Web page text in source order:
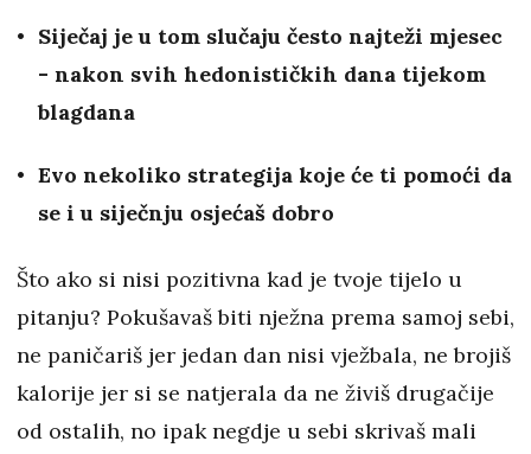
Siječaj je u tom slučaju često najteži mjesec
- nakon svih hedonističkih dana tijekom
blagdana
Evo nekoliko strategija koje će ti pomoći da
se i u siječnju osjećaš dobro
Što ako si nisi pozitivna kad je tvoje tijelo u
pitanju? Pokušavaš biti nježna prema samoj sebi,
ne paničariš jer jedan dan nisi vježbala, ne brojiš
kalorije jer si se natjerala da ne živiš drugačije
od ostalih, no ipak negdje u sebi skrivaš mali